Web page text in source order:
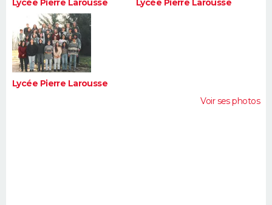
Lycée Pierre Larousse Lycée Pierre Larousse
Lycée Pierre Larousse
Voir ses photos